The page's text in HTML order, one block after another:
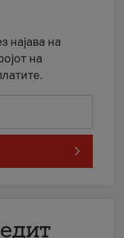
најава на
на